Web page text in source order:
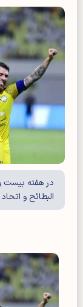
در هفته بیست و
البطائح و